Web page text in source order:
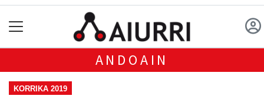
ANDOAIN
KORRIKA 2019